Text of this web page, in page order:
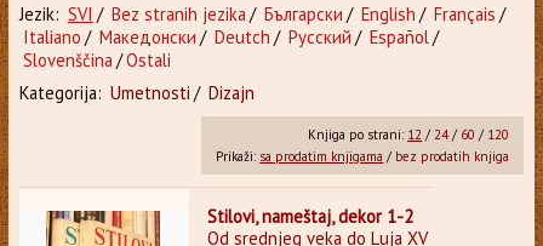
Jezik: SVI / Bez stranih jezika / Български / English / Français /
Italiano / Македонски / Deutch / Русский / Español/
Slovenščina /Ostali
Kategorija: Umetnosti / Dizajn
Knjiga po strani: 12 /24/ 60 / 120
Prikaži: sa prodatim knjigama / bez prodatih knjiga
Stilovi, nameštaj, dekor 1-2
Od srednjeg veka do Luja XV